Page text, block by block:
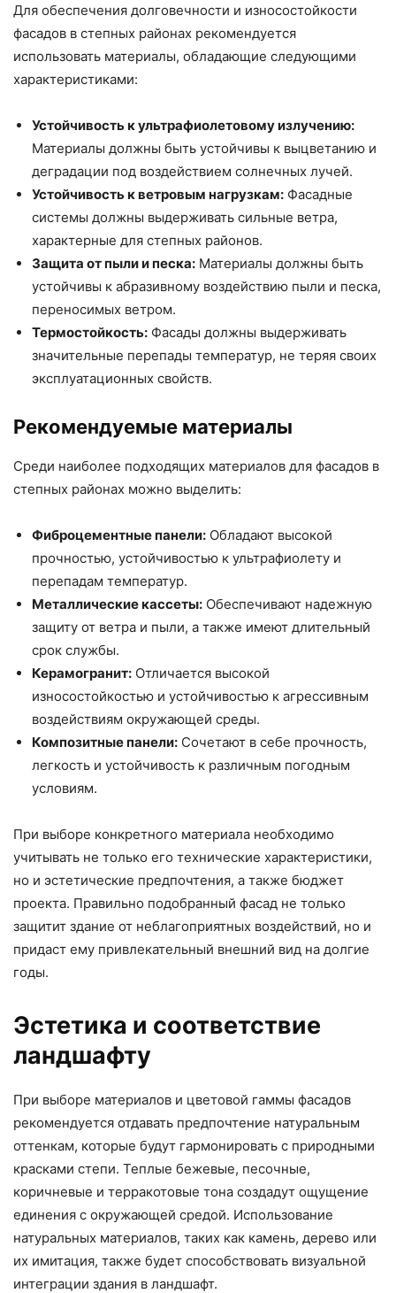
Для обеспечения долговечности и износостойкости
фасадов в степных районах рекомендуется
использовать материалы, обладающие следующими
характеристиками:
Устойчивость к ультрафиолетовому излучению:
Материалы должны быть устойчивы к выцветанию и
деградации под воздействием солнечных лучей.
Устойчивость к ветровым нагрузкам: Фасадные
системы должны выдерживать сильные ветра,
характерные для степных районов.
Защита от пыли и песка: Материалы должны быть
устойчивы к абразивному воздействию пыли и песка,
переносимых ветром.
Термостойкость: Фасады должны выдерживать
значительные перепады температур, не теряя своих
эксплуатационных свойств.
Рекомендуемые материалы
Среди наиболее подходящих материалов для фасадов в
степных районах можно выделить:
Фиброцементные панели: Обладают высокой
прочностью, устойчивостью к ультрафиолету и
перепадам температур.
Металлические кассеты: Обеспечивают надежную
защиту от ветра и пыли, а также имеют длительный
срок службы.
Керамогранит: Отличается высокой
износостойкостью и устойчивостью к агрессивным
воздействиям окружающей среды.
Композитные панели: Сочетают в себе прочность,
легкость и устойчивость к различным погодным
условиям.
При выборе конкретного материала необходимо
учитывать не только его технические характеристики,
но и эстетические предпочтения, а также бюджет
проекта. Правильно подобранный фасад не только
защитит здание от неблагоприятных воздействий, но и
придаст ему привлекательный внешний вид на долгие
годы.
Эстетика и соответствие
ландшафту
При выборе материалов и цветовой гаммы фасадов
рекомендуется отдавать предпочтение натуральным
оттенкам, которые будут гармонировать с природными
красками степи. Теплые бежевые, песочные,
коричневые и терракотовые тона создадут ощущение
единения с окружающей средой. Использование
натуральных материалов, таких как камень, дерево или
их имитация, также будет способствовать визуальной
интеграции здания в ландшафт.